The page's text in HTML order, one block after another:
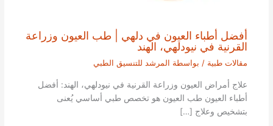
أفضل أطباء العيون في دلهي | طب العيون وزراعة
القرنية في نيودلهي، الهند
مقالات طبية / بواسطة المرشد للتنسيق الطبي
علاج أمراض العيون وزراعة القرنية في نيودلهي، الهند: أفضل
أطباء العيون طب العيون هو تخصص طبي أساسي يُعنى
بتشخيص وعلاج […]